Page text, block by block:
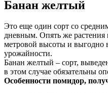
Банан желтый
Это еще один сорт со
дневным. Опять же растения
метровой высоты и выгодно
урожайности.
Банан желтый – сорт,
в этом случае обязательны
Особенности помидор,